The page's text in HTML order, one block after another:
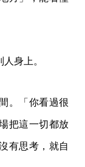
身上。
。「你看過很
把這一切都放
有思考，就自